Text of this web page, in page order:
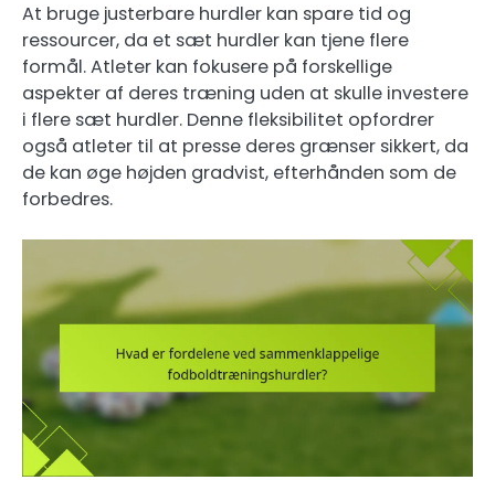
At bruge justerbare hurdler kan spare tid og
ressourcer, da et sæt hurdler kan tjene flere
formål. Atleter kan fokusere på forskellige
aspekter af deres træning uden at skulle investere
i flere sæt hurdler. Denne fleksibilitet opfordrer
også atleter til at presse deres grænser sikkert, da
de kan øge højden gradvist, efterhånden som de
forbedres.